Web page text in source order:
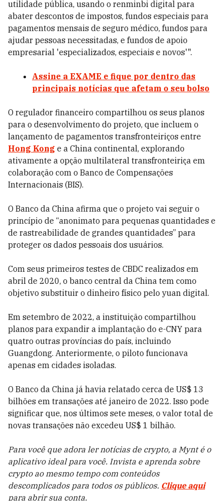
utilidade pública, usando o renminbi digital para
abater descontos de impostos, fundos especiais para
pagamentos mensais de seguro médico, fundos para
ajudar pessoas necessitadas, e fundos de apoio
empresarial 'especializados, especiais e novos'".
Assine a EXAME e fique por dentro das
principais notícias que afetam o seu bolso
O regulador financeiro compartilhou os seus planos
para o desenvolvimento do projeto, que incluem o
lançamento de pagamentos transfronteiriços entre
Hong Kong e a China continental, explorando
ativamente a opção multilateral transfronteiriça em
colaboração com o Banco de Compensações
Internacionais (BIS).
O Banco da China afirma que o projeto vai seguir o
princípio de “anonimato para pequenas quantidades e
de rastreabilidade de grandes quantidades” para
proteger os dados pessoais dos usuários.
Com seus primeiros testes de CBDC realizados em
abril de 2020, o banco central da China tem como
objetivo substituir o dinheiro físico pelo yuan digital.
Em setembro de 2022, a instituição compartilhou
planos para expandir a implantação do e-CNY para
quatro outras províncias do país, incluindo
Guangdong. Anteriormente, o piloto funcionava
apenas em cidades isoladas.
O Banco da China já havia relatado cerca de US$ 13
bilhões em transações até janeiro de 2022. Isso pode
significar que, nos últimos sete meses, o valor total de
novas transações não excedeu US$ 1 bilhão.
Para você que adora ler notícias de crypto, a Mynt é o
aplicativo ideal para você. Invista e aprenda sobre
crypto ao mesmo tempo com conteúdos
descomplicados para todos os públicos. Clique aqui
para abrir sua conta.